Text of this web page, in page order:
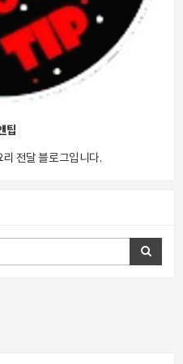
팁
전달 블로그입니다.